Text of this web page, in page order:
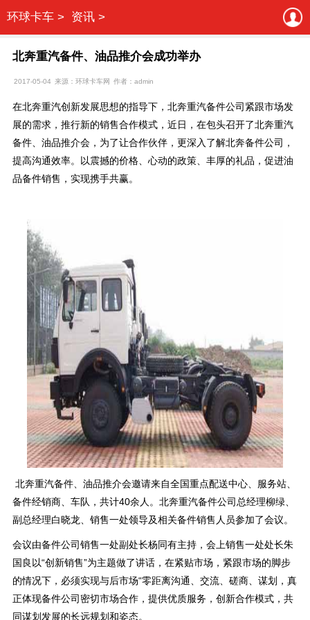
环球卡车 > 资讯 >
北奔重汽备件、油品推介会成功举办
2017-05-04 来源：环球卡车网 作者：admin
在北奔重汽创新发展思想的指导下，北奔重汽备件公司紧跟市场发
展的需求，推行新的销售合作模式，近日，在包头召开了北奔重汽
备件、油品推介会，为了让合作伙伴，更深入了解北奔备件公司，
提高沟通效率。以震撼的价格、心动的政策、丰厚的礼品，促进油
品备件销售，实现携手共赢。
北奔重汽备件、油品推介会邀请来自全国重点配送中心、服务站、
备件经销商、车队，共计40余人。北奔重汽备件公司总经理柳绿、
副总经理白晓龙、销售一处领导及相关备件销售人员参加了会议。
会议由备件公司销售一处副处长杨同有主持，会上销售一处处长朱
国良以“创新销售”为主题做了讲话，在紧贴市场，紧跟市场的脚步
的情况下，必须实现与后市场“零距离沟通、交流、磋商、谋划，真
正体现备件公司密切市场合作，提供优质服务，创新合作模式，共
同谋划发展的长远规划和姿态。